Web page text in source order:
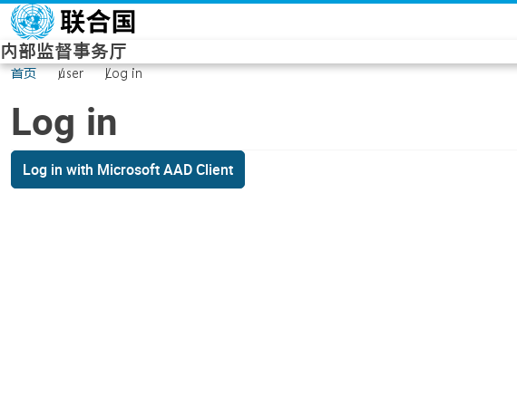
Skip to main content
内部监督事务厅
首页 user Log in
Log in
Log in with Microsoft AAD Client